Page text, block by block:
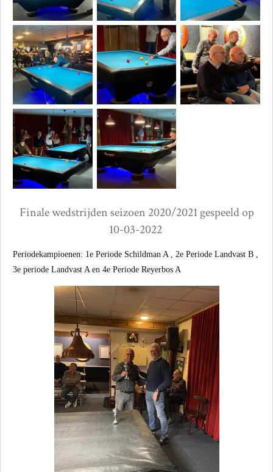
Finale wedstrijden seizoen 2020/2021 gespeeld op
10-03-2022
Periodekampioenen: 1e Periode Schildman A , 2e Periode Landvast B ,
3e periode Landvast A en 4e Periode Reyerbos A